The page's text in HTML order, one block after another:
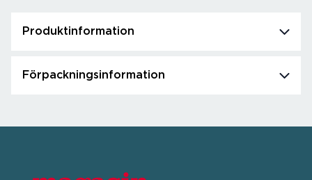
Produktinformation
Förpackningsinformation